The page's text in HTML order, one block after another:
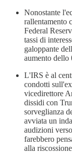
Nonostante
rallentamento
Federal
tassi di
galoppante
aumento
L'IRS è al
condotti
vicedirettore
dissidi con
sorveglianza
avviata un
audizioni
farebbero
alla